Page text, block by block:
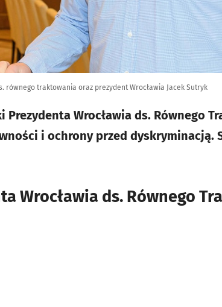
równego traktowania oraz prezydent Wrocławia Jacek Sutryk
Prezydenta Wrocławia ds. Równego
i ochrony przed dyskryminacją.
Wrocławia ds. Równego